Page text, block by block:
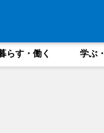
らす・働く 学ぶ